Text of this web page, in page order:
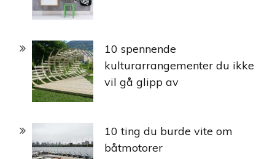
10 spennende
kulturarrangementer du ikke
vil gå glipp av
10 ting du burde vite om
båtmotorer